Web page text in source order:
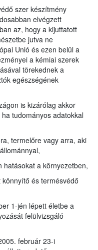
szer készítmény
elvégzett
az, hogy a kijuttatott
jutva ne
Unió és ezen belül a
a kémiai szerek
törekednek a
egészségének
is kizárólag akkor
tudományos adatokkal
termelőre vagy arra, aki
hatásokat a környezetben,
és termésvédő
1-jén lépett életbe a
felülvizsgáló
február 23-i